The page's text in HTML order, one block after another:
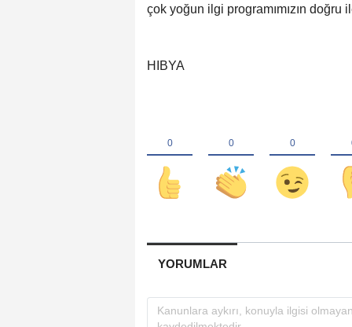
çok yoğun ilgi programımızın
HIBYA
YORUMLAR